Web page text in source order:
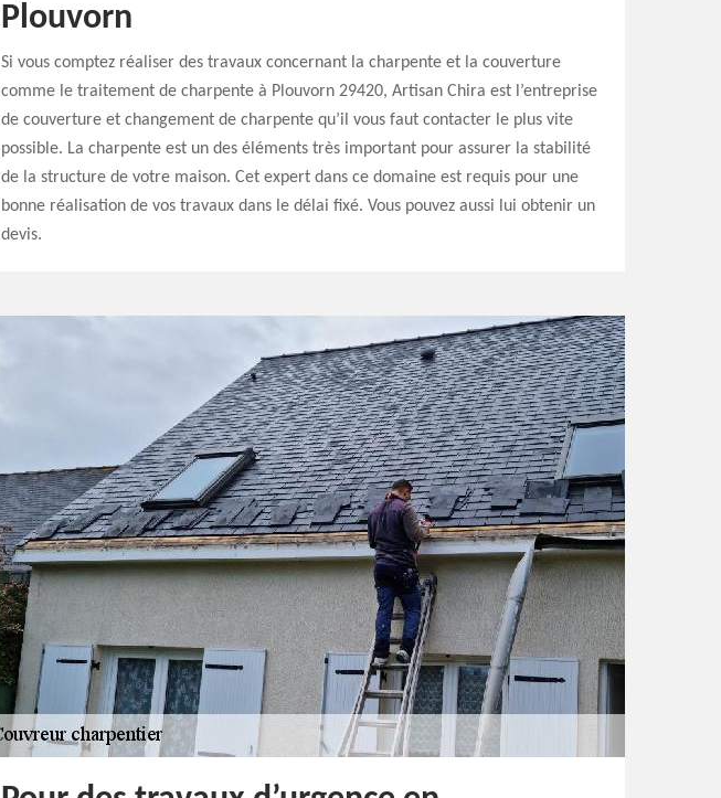
Plouvorn
Si vous comptez réaliser des travaux concernant la charpente et la couverture
comme le traitement de charpente à Plouvorn 29420, Artisan Chira est l’entreprise
de couverture et changement de charpente qu’il vous faut contacter le plus vite
possible. La charpente est un des éléments très important pour assurer la stabilité
de la structure de votre maison. Cet expert dans ce domaine est requis pour une
bonne réalisation de vos travaux dans le délai fixé. Vous pouvez aussi lui obtenir un
devis.